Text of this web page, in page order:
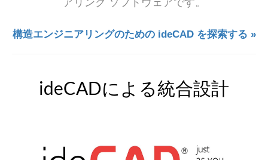
アリング ソフトウェアです。
構造エンジニアリングのための ideCAD を探索する »
ideCADによる統合設計